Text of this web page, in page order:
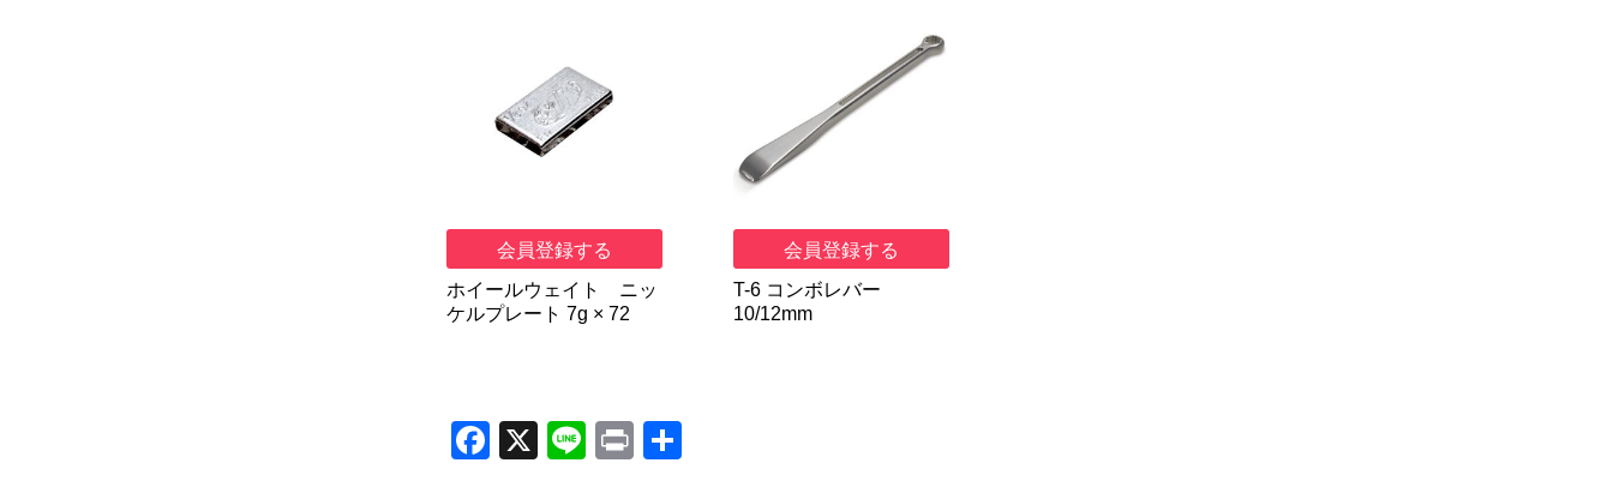
会員登録する
ホイールウェイト ニッ
ケルプレート 7g × 72
会員登録する
T-6 コンボレバー
10/12mm
F
X
Li
Pr